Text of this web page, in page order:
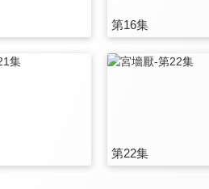
第16集
第22集